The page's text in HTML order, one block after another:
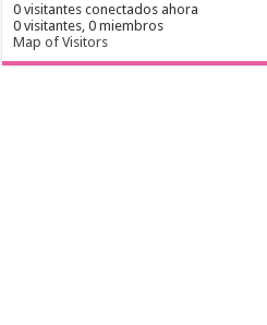
0 visitantes conectados ahora
0 visitantes, 0 miembros
Map of Visitors